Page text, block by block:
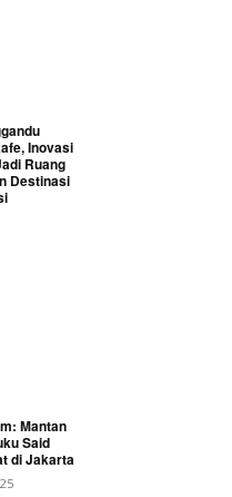
Inovasi
Ruang
Destinasi
Mantan
Said
di Jakarta